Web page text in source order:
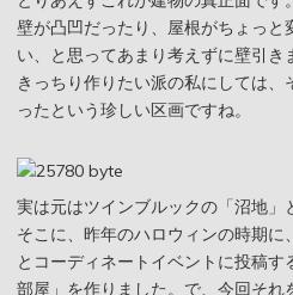
壁が凸凹だったり、屋根がちょっ
い、と思ってあまり考えずに壁引き
きっちり作りたい派の私にしては
ったという珍しい区画ですね。
実は元はツインブルックの「沼地」
そこに、昨年のハロウィンの時期
とコーディネートイベントに投稿
部屋」を作りました。で、今回そ